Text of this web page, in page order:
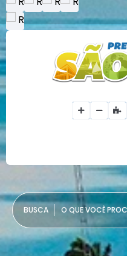
O QUE VOCÊ PROCURA?